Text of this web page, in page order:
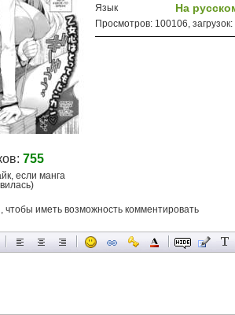
755
если манга
Язык На
Просмотров: 100106,
иметь возможность комментировать